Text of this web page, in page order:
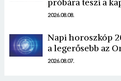
próbára teszi a
2026.08.08.
Napi horoszkóp
a legerősebb az
2026.08.07.